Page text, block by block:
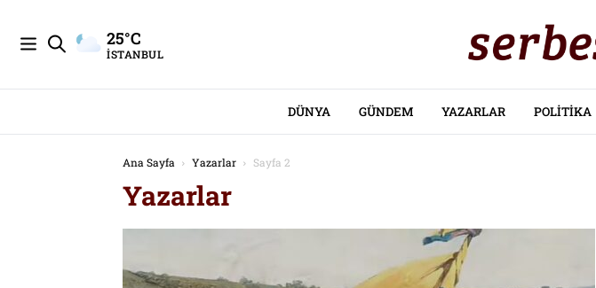
25°C
İSTANBUL
DÜNYA GÜNDEM YAZARLAR POLITIKA
Ana Sayfa Yazarlar Sayfa 2
Yazarlar